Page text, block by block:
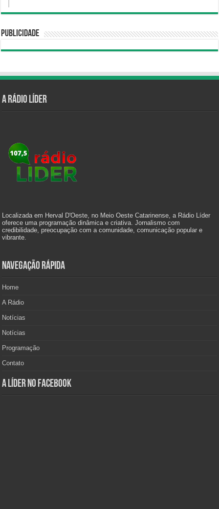
Publicidade
A Rádio Líder
Localizada em Herval D'Oeste, no Meio Oeste Catarinense, a Rádio Líder
oferece uma programação dinâmica e criativa. Jornalismo com
credibilidade, preocupação com a comunidade, comunicação popular e
vibrante.
Navegação Rápida
Home
A Rádio
Notícias
Notícias
Programação
Contato
A Líder no Facebook